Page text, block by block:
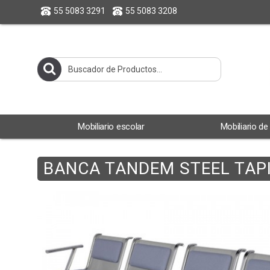
55 5083 3291 55 5083 3208
Mobiliario escolar Mobiliario
BANCA TANDEM STEEL